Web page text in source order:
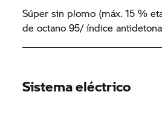
Súper sin plomo (máx. 15 %
de octano 95/ índice
Sistema eléctrico